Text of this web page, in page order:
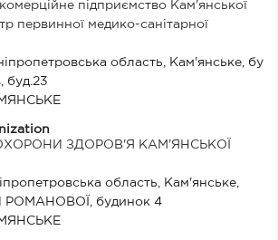
підприємство Кам'янської
первинної медико-санітарної
область, Кам'янське, бу
буд.23
ЗДОРОВ'Я КАМ'ЯНСЬКОЇ
область, Кам'янське,
будинок 4